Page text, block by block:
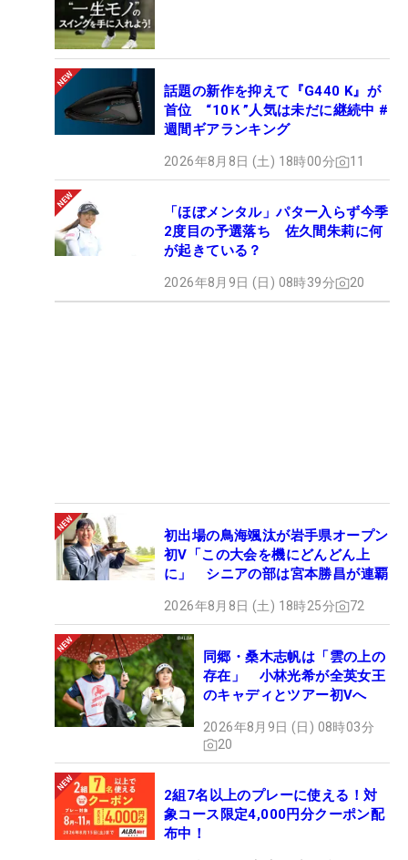
話題の新作を抑えて『G440 K』が
首位 “10Ｋ”人気は未だに継続中 #
週間ギアランキング
2026年8月8日 (土) 18時00分 11
「ほぼメンタル」パター入らず今季
2度目の予選落ち 佐久間朱莉に何
が起きている？
2026年8月9日 (日) 08時39分 20
初出場の鳥海颯汰が岩手県オープン
初V「この大会を機にどんどん上
に」 シニアの部は宮本勝昌が連覇
2026年8月8日 (土) 18時25分 72
同郷・桑木志帆は「雲の上の
存在」 小林光希が全英女王
のキャディとツアー初Vへ
2026年8月9日 (日) 08時03分
20
2組7名以上のプレーに使える！対
象コース限定4,000円分クーポン配
布中！